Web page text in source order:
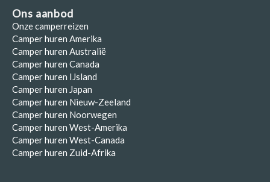
Ons aanbod
Onze camperreizen
Camper huren Amerika
Camper huren Australië
Camper huren Canada
Camper huren IJsland
Camper huren Japan
Camper huren Nieuw-Zeeland
Camper huren Noorwegen
Camper huren West-Amerika
Camper huren West-Canada
Camper huren Zuid-Afrika